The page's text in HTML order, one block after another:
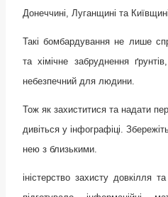
Донеччині, Луганщині та
Такі бомбардування не лише
та хімічне забруднення
небезпечний для людини.
Тож як захиститися та надати
дивіться у інфографіці.
нею з близькими.
іністерство захисту довкілля